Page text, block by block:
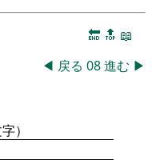
🔚 🔝 📖
◀ 戻る 08進む ▶
）